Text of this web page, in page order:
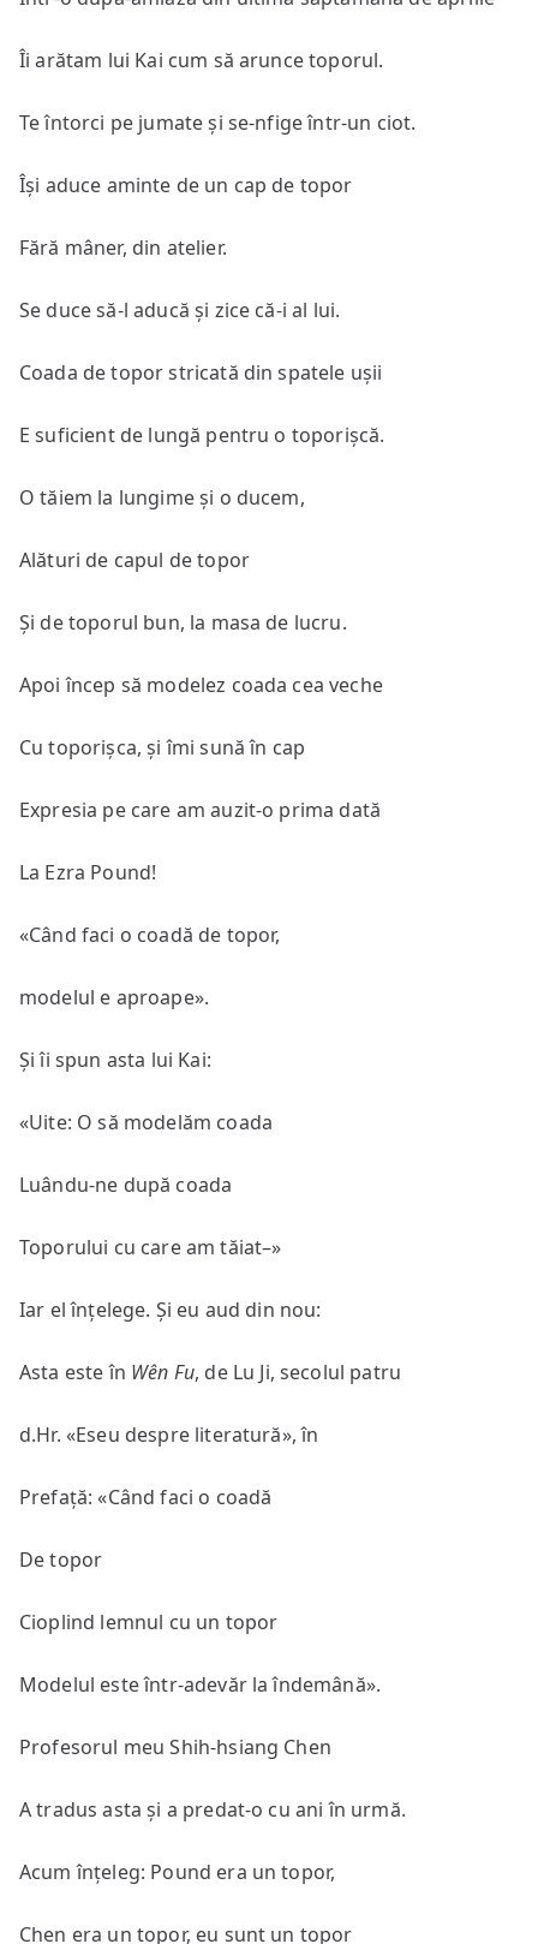
Îi arătam lui Kai cum să arunce toporul.
Te întorci pe jumate și se-nfige într-un ciot.
Își aduce aminte de un cap de topor
Fără mâner, din atelier.
Se duce să-l aducă și zice că-i al lui.
Coada de topor stricată din spatele ușii
E suficient de lungă pentru o toporișcă.
O tăiem la lungime și o ducem,
Alături de capul de topor
Și de toporul bun, la masa de lucru.
Apoi încep să modelez coada cea veche
Cu toporișca, și îmi sună în cap
Expresia pe care am auzit-o prima dată
La Ezra Pound!
«Când faci o coadă de topor,
modelul e aproape».
Și îi spun asta lui Kai:
«Uite: O să modelăm coada
Luându-ne după coada
Toporului cu care am tăiat–»
Iar el înțelege. Și eu aud din nou:
Asta este în Wên Fu, de Lu Ji, secolul patru
d.Hr. «Eseu despre literatură», în
Prefață: «Când faci o coadă
De topor
Cioplind lemnul cu un topor
Modelul este într-adevăr la îndemână».
Profesorul meu Shih-hsiang Chen
A tradus asta și a predat-o cu ani în urmă.
Acum înțeleg: Pound era un topor,
Chen era un topor, eu sunt un topor